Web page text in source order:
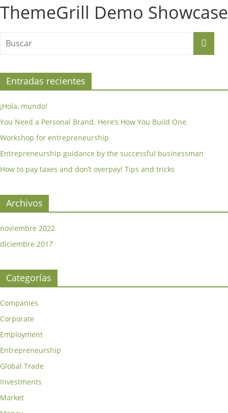
ThemeGrill Demo Showcase
Entradas recientes
¡Hola, mundo!
You Need a Personal Brand. Here’s How You Build One.
Workshop for entrepreneurship
Entrepreneurship guidance by the successful businessman
How to pay taxes and don’t overpay! Tips and tricks
Archivos
noviembre 2022
diciembre 2017
Categorías
Companies
Corporate
Employment
Entrepreneurship
Global Trade
Investments
Market